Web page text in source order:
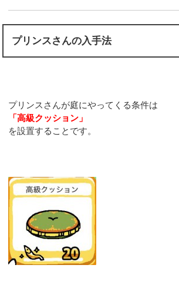
プリンスさんの入手法
プリンスさんが庭にやってくる条件は
「高級クッション」
を設置することです。